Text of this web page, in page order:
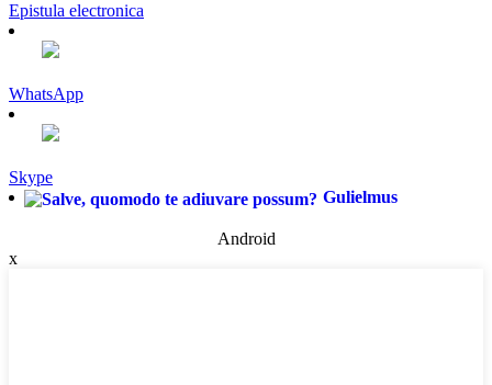
Epistula electronica
WhatsApp
Skype
Gulielmus
Android
x